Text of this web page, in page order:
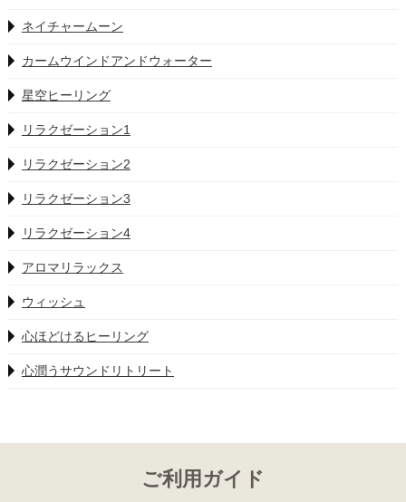
ネイチャームーン
カームウインドアンドウォーター
星空ヒーリング
リラクゼーション1
リラクゼーション2
リラクゼーション3
リラクゼーション4
アロマリラックス
ウィッシュ
心ほどけるヒーリング
心潤うサウンドリトリート
ご利用ガイド